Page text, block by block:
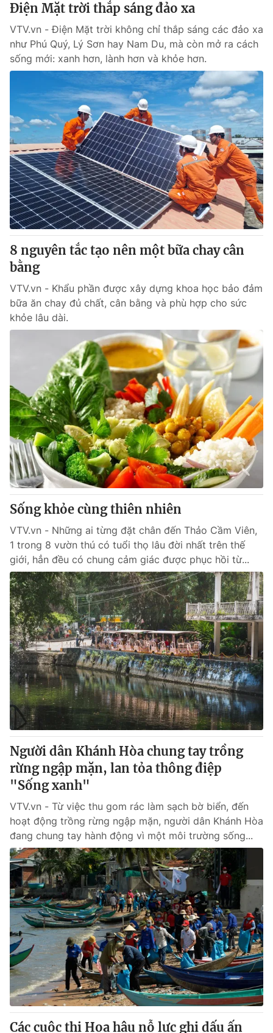
VTV9 VTV8
Liên hệ tòa soạn English
THỜI BÁO VTV
Theo dõi báo trên
Cơ quan chủ quản:Đài Truyền hình Việt Nam
Cơ quan báo chí:Thời báo VTV
Giấy phép hoạt động báo in và báo điện tử số 483/GP-BTTTT
cấp ngày 29/12/2023
Tổng Biên tập: Vũ Thanh Thủy
Phó Tổng Biên tập:
Nguyễn Trọng Ninh
Tổng đài VTV: 024.38 355 931 - 024.38 355 932
Ðiện thoại Thời báo VTV:
Email:toasoan@vtv.vn
Liên hệ quảng cáo:024-7300.7108
thuận bằng văn bản. Ghi rõ nguồn VTV.vn khi phát hành lại
thông tin từ website này.
Điện Mặt trời thắp sáng đảo xa
VTV.vn - Điện Mặt trời không chỉ thắp sáng các đảo xa
như Phú Quý, Lý Sơn hay Nam Du, mà còn mở ra cách
sống mới: xanh hơn, lành hơn và khỏe hơn.
8 nguyên tắc tạo nên một bữa chay cân
bằng
VTV.vn - Khẩu phần được xây dựng khoa học bảo đảm
bữa ăn chay đủ chất, cân bằng và phù hợp cho sức
khỏe lâu dài.
Sống khỏe cùng thiên nhiên
VTV.vn - Những ai từng đặt chân đến Thảo Cầm Viên,
1 trong 8 vườn thú có tuổi thọ lâu đời nhất trên thế
giới, hẳn đều có chung cảm giác được phục hồi từ...
Người dân Khánh Hòa chung tay trồng
rừng ngập mặn, lan tỏa thông điệp
"Sống xanh"
VTV.vn - Từ việc thu gom rác làm sạch bờ biển, đến
hoạt động trồng rừng ngập mặn, người dân Khánh Hòa
đang chung tay hành động vì một môi trường sống...
Các cuộc thi Hoa hậu nỗ lực ghi dấu ấn